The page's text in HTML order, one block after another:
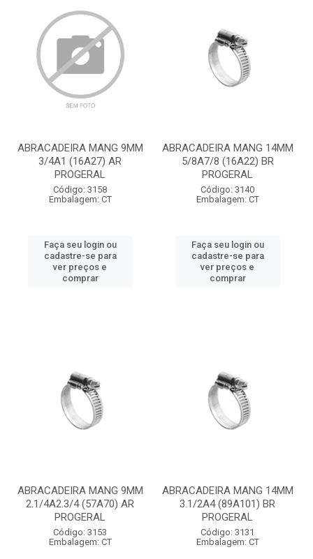
ABRACADEIRA MANG 9MM
3/4A1 (16A27) AR
PROGERAL
Código: 3158
Embalagem: CT
Faça seu login ou
cadastre-se para
ver preços e
comprar
ABRACADEIRA MANG 14MM
5/8A7/8 (16A22) BR
PROGERAL
Código: 3140
Embalagem: CT
Faça seu login ou
cadastre-se para
ver preços e
comprar
ABRACADEIRA MANG 9MM
2.1/4A2.3/4 (57A70) AR
PROGERAL
Código: 3153
Embalagem: CT
ABRACADEIRA MANG 14MM
3.1/2A4 (89A101) BR
PROGERAL
Código: 3131
Embalagem: CT